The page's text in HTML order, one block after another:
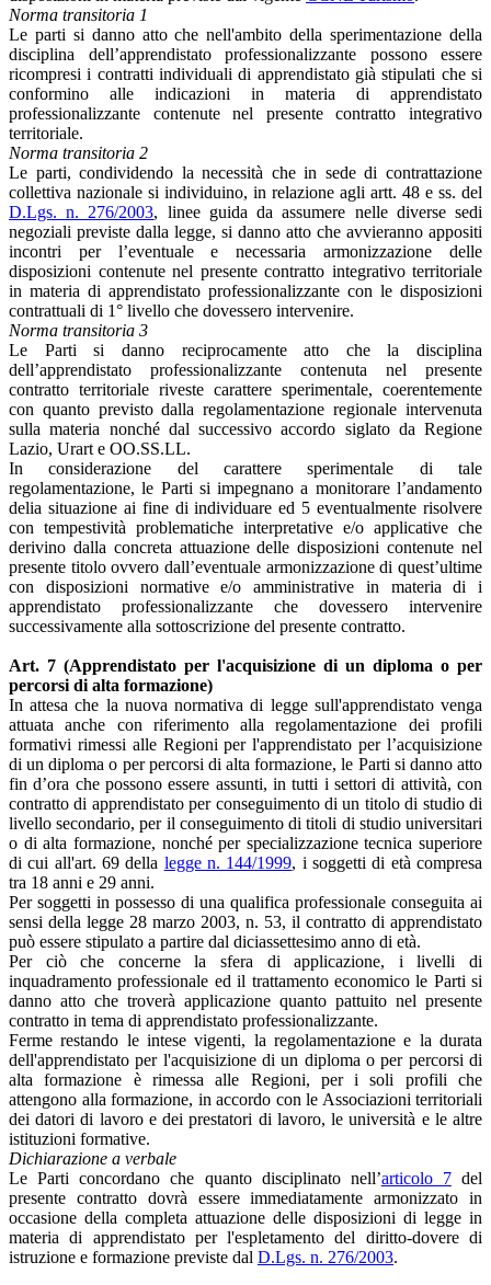
Norma transitoria 1
Le parti si danno atto che nell'ambito della sperimentazione della
disciplina dell’apprendistato professionalizzante possono essere
ricompresi i contratti individuali di apprendistato già stipulati che si
conformino alle indicazioni in materia di apprendistato
professionalizzante contenute nel presente contratto integrativo
territoriale.
Norma transitoria 2
Le parti, condividendo la necessità che in sede di contrattazione
collettiva nazionale si individuino, in relazione agli artt. 48 e ss. del
D.Lgs. n. 276/2003, linee guida da assumere nelle diverse sedi
negoziali previste dalla legge, si danno atto che avvieranno appositi
incontri per l’eventuale e necessaria armonizzazione delle
disposizioni contenute nel presente contratto integrativo territoriale
in materia di apprendistato professionalizzante con le disposizioni
contrattuali di 1° livello che dovessero intervenire.
Norma transitoria 3
Le Parti si danno reciprocamente atto che la disciplina
dell’apprendistato professionalizzante contenuta nel presente
contratto territoriale riveste carattere sperimentale, coerentemente
con quanto previsto dalla regolamentazione regionale intervenuta
sulla materia nonché dal successivo accordo siglato da Regione
Lazio, Urart e OO.SS.LL.
In considerazione del carattere sperimentale di tale
regolamentazione, le Parti si impegnano a monitorare l’andamento
delia situazione ai fine di individuare ed 5 eventualmente risolvere
con tempestività problematiche interpretative e/o applicative che
derivino dalla concreta attuazione delle disposizioni contenute nel
presente titolo ovvero dall’eventuale armonizzazione di quest’ultime
con disposizioni normative e/o amministrative in materia di i
apprendistato professionalizzante che dovessero intervenire
successivamente alla sottoscrizione del presente contratto.
Art. 7 (Apprendistato per l'acquisizione di un diploma o per
percorsi di alta formazione)
In attesa che la nuova normativa di legge sull'apprendistato venga
attuata anche con riferimento alla regolamentazione dei profili
formativi rimessi alle Regioni per l'apprendistato per l’acquisizione
di un diploma o per percorsi di alta formazione, le Parti si danno atto
fin d’ora che possono essere assunti, in tutti i settori di attività, con
contratto di apprendistato per conseguimento di un titolo di studio di
livello secondario, per il conseguimento di titoli di studio universitari
o di alta formazione, nonché per specializzazione tecnica superiore
di cui all'art. 69 della legge n. 144/1999, i soggetti di età compresa
tra 18 anni e 29 anni.
Per soggetti in possesso di una qualifica professionale conseguita ai
sensi della legge 28 marzo 2003, n. 53, il contratto di apprendistato
può essere stipulato a partire dal diciassettesimo anno di età.
Per ciò che concerne la sfera di applicazione, i livelli di
inquadramento professionale ed il trattamento economico le Parti si
danno atto che troverà applicazione quanto pattuito nel presente
contratto in tema di apprendistato professionalizzante.
Ferme restando le intese vigenti, la regolamentazione e la durata
dell'apprendistato per l'acquisizione di un diploma o per percorsi di
alta formazione è rimessa alle Regioni, per i soli profili che
attengono alla formazione, in accordo con le Associazioni territoriali
dei datori di lavoro e dei prestatori di lavoro, le università e le altre
istituzioni formative.
Dichiarazione a verbale
Le Parti concordano che quanto disciplinato nell’articolo 7del
presente contratto dovrà essere immediatamente armonizzato in
occasione della completa attuazione delle disposizioni di legge in
materia di apprendistato per l'espletamento del diritto-dovere di
istruzione e formazione previste dal D.Lgs. n. 276/2003.